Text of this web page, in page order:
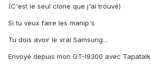
(C'est le seul clone que j'ai trouvé)
Si tu veux faire les manip's
Tu dois avoir le vrai Samsung...
Envoyé depuis mon GT-I9300 avec Tapatalk